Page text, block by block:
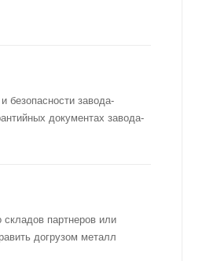
безопасности завода-
документах завода-
партнеров или
догрузом металл